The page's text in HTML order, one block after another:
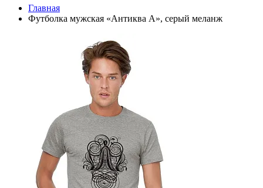
Главная
Футболка мужская «Антиква А», серый меланж